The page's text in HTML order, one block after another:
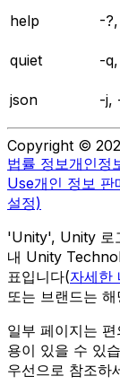
help -
quiet
-
json
-j,
Copyright ©
법률 정보개인정
Use개인 정보 판
설정)
'Unity', Unity 로
내 Unity
표입니다(자세한
또는 브랜드는
일부 페이지는
용이 있을 수 있
우선으로 참조하